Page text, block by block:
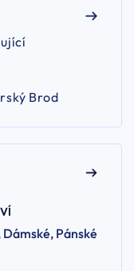
Brod
Dámské, Pánské